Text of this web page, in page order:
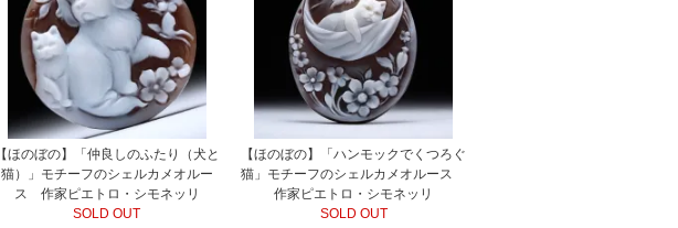
【ほのぼの】「仲良しのふたり（犬と
猫）」モチーフのシェルカメオルー
ス 作家ピエトロ・シモネッリ
SOLD OUT
【ほのぼの】「ハンモックでくつろぐ
猫」モチーフのシェルカメオルース
作家ピエトロ・シモネッリ
SOLD OUT